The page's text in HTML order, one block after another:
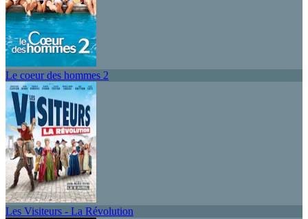
Le coeur des hommes 2
Les Visiteurs - La Révolution